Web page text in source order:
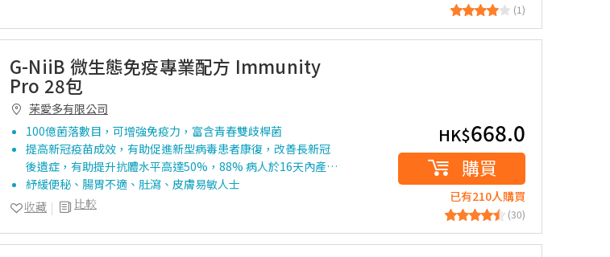
(1)
G-NiiB 微生態免疫專業配方 Immunity
Pro 28包
茉愛多有限公司
100億菌落數目，可增強免疫力，富含青春雙歧桿菌
提高新冠疫苗成效，有助促進新型病毒患者康復，改善長新冠
後遺症，有助提升抗體水平高達50%，88% 病人於16天內產…
紓緩便秘、腸胃不適、肚瀉、皮膚易敏人士
比較
收藏
HK$668.0
購買
已有210人購買
(30)